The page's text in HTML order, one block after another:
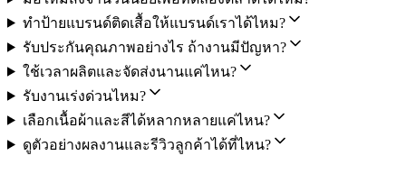
ทำป้ายแบรนด์ติดเสื้อให้แบรนด์เราได้ไหม?
รับประกันคุณภาพอย่างไร ถ้างานมีปัญหา?
ใช้เวลาผลิตและจัดส่งนานแค่ไหน?
รับงานเร่งด่วนไหม?
เลือกเนื้อผ้าและสีได้หลากหลายแค่ไหน?
ดูตัวอย่างผลงานและรีวิวลูกค้าได้ที่ไหน?